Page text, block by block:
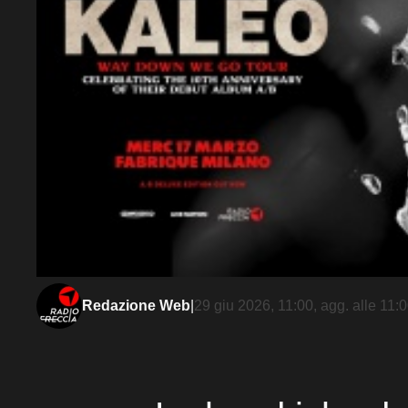
Redazione Web 29 giu 2026, 11:00, agg. alle